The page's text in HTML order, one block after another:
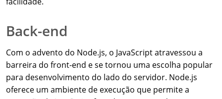
Back-end
Com o advento do Node.js, o JavaScript atravessou a
barreira do front-end e se tornou uma escolha popular
para desenvolvimento do lado do servidor. Node.js
oferece um ambiente de execução que permite a